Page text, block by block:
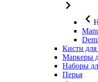
Кисти
Маркеры
Наборы
Перья